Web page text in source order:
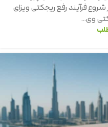
فرآیند رفع ریجکتی ویزای
وی...